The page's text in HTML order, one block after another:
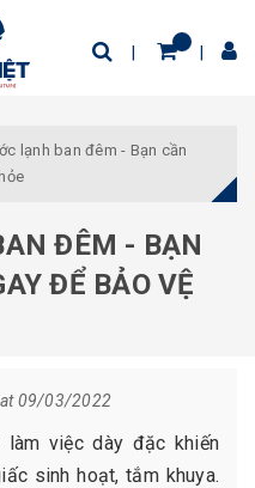
lạnh ban đêm - Bạn cần
ĐÊM - BẠN
ĐỂ BẢO VỆ
at 09/03/2022
việc dày đặc khiến
sinh hoạt, tắm khuya.